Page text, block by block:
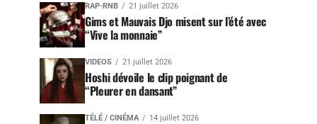
RAP-RNB 21 juillet 2026
Gims et Mauvais Djo misent sur l’été avec
“Vive la monnaie”
VIDEOS 21 juillet 2026
Hoshi dévoile le clip poignant de
“Pleurer en dansant”
TÉLÉ / CINÉMA 14 juillet 2026